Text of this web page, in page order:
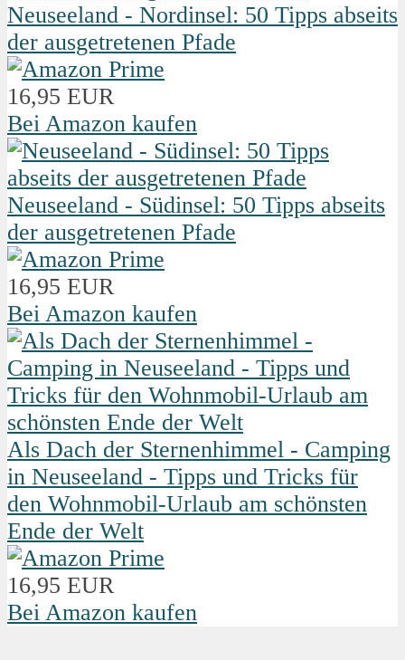
Neuseeland - Nordinsel: 50 Tipps abseits
der ausgetretenen Pfade
16,95 EUR
Bei Amazon kaufen
Neuseeland - Südinsel: 50 Tipps abseits
der ausgetretenen Pfade
16,95 EUR
Bei Amazon kaufen
Als Dach der Sternenhimmel - Camping
in Neuseeland - Tipps und Tricks für
den Wohnmobil-Urlaub am schönsten
Ende der Welt
16,95 EUR
Bei Amazon kaufen